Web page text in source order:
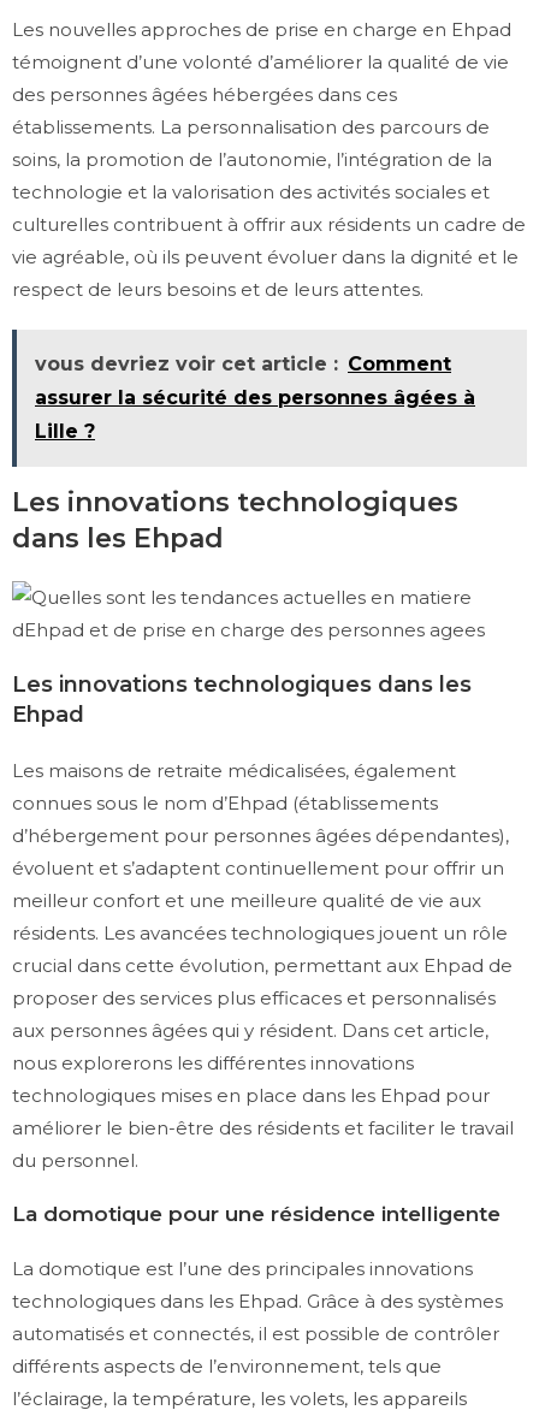
Les nouvelles approches de prise en charge en Ehpad
témoignent d’une volonté d’améliorer la qualité de vie
des personnes âgées hébergées dans ces
établissements. La personnalisation des parcours de
soins, la promotion de l’autonomie, l’intégration de la
technologie et la valorisation des activités sociales et
culturelles contribuent à offrir aux résidents un cadre de
vie agréable, où ils peuvent évoluer dans la dignité et le
respect de leurs besoins et de leurs attentes.
vous devriez voir cet article : Comment
assurer la sécurité des personnes âgées à
Lille ?
Les innovations technologiques
dans les Ehpad
Les innovations technologiques dans les
Ehpad
Les maisons de retraite médicalisées, également
connues sous le nom d’Ehpad (établissements
d’hébergement pour personnes âgées dépendantes),
évoluent et s’adaptent continuellement pour offrir un
meilleur confort et une meilleure qualité de vie aux
résidents. Les avancées technologiques jouent un rôle
crucial dans cette évolution, permettant aux Ehpad de
proposer des services plus efficaces et personnalisés
aux personnes âgées qui y résident. Dans cet article,
nous explorerons les différentes innovations
technologiques mises en place dans les Ehpad pour
améliorer le bien-être des résidents et faciliter le travail
du personnel.
La domotique pour une résidence intelligente
La domotique est l’une des principales innovations
technologiques dans les Ehpad. Grâce à des systèmes
automatisés et connectés, il est possible de contrôler
différents aspects de l’environnement, tels que
l’éclairage, la température, les volets, les appareils